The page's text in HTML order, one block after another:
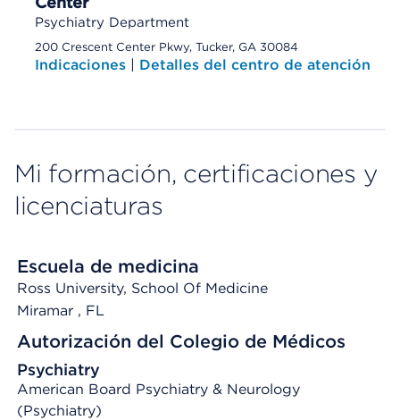
Psychiatry Department
200 Crescent Center Pkwy, Tucker, GA 30084
Indicaciones | Detalles del centro de atención
Mi formación, certificaciones y
licenciaturas
Escuela de medicina
Ross University, School Of Medicine
Miramar , FL
Autorización del Colegio de Médicos
Psychiatry
American Board Psychiatry & Neurology
(Psychiatry)